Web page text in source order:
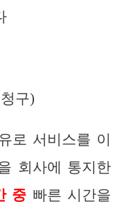
구)
로 서비스를 이
회사에 통지한
중 빠른 시간을